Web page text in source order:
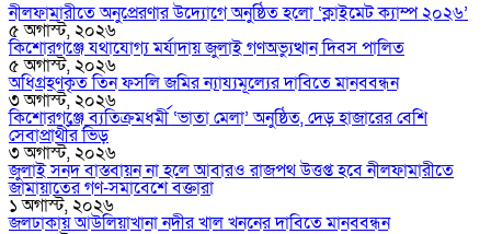
নীলফামারীতে অনুপ্রেরণার উদ্যোগে অনুষ্ঠিত হলো ‘ক্লাইমেট ক্যাম্প ২০২৬’
৫ অগাস্ট, ২০২৬
কিশোরগঞ্জে যথাযোগ্য মর্যাদায় জুলাই গণঅভ্যুত্থান দিবস পালিত
৫ অগাস্ট, ২০২৬
অধিগ্রহণকৃত তিন ফসলি জমির ন্যায্যমূল্যের দাবিতে মানববন্ধন
৩ অগাস্ট, ২০২৬
কিশোরগঞ্জে ব্যতিক্রমধর্মী ‘ভাতা মেলা’ অনুষ্ঠিত, দেড় হাজারের বেশি
সেবাপ্রার্থীর ভিড়
৩ অগাস্ট, ২০২৬
জুলাই সনদ বাস্তবায়ন না হলে আবারও রাজপথ উত্তপ্ত হবে নীলফামারীতে
জামায়াতের গণ-সমাবেশে বক্তারা
১ অগাস্ট, ২০২৬
জলঢাকায় আউলিয়াখানা নদীর খাল খননের দাবিতে মানববন্ধন